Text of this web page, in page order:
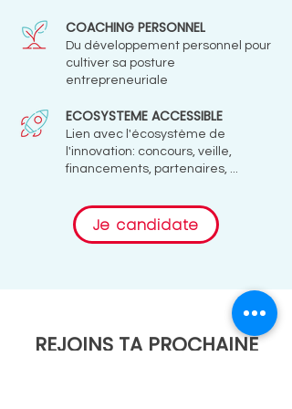
COACHING PERSONNEL
Du développement personnel pour
cultiver sa posture
entrepreneuriale
ECOSYSTEME ACCESSIBLE
Lien avec l'écosystème de
l'innovation: concours, veille,
financements, partenaires, ...
Je candidate
REJOINS TA PROCHAINE